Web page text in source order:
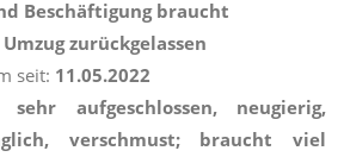
Beschäftigung braucht
zurückgelassen
seit: 11.05.2022
sehr aufgeschlossen, neugierig,
verschmust; braucht viel